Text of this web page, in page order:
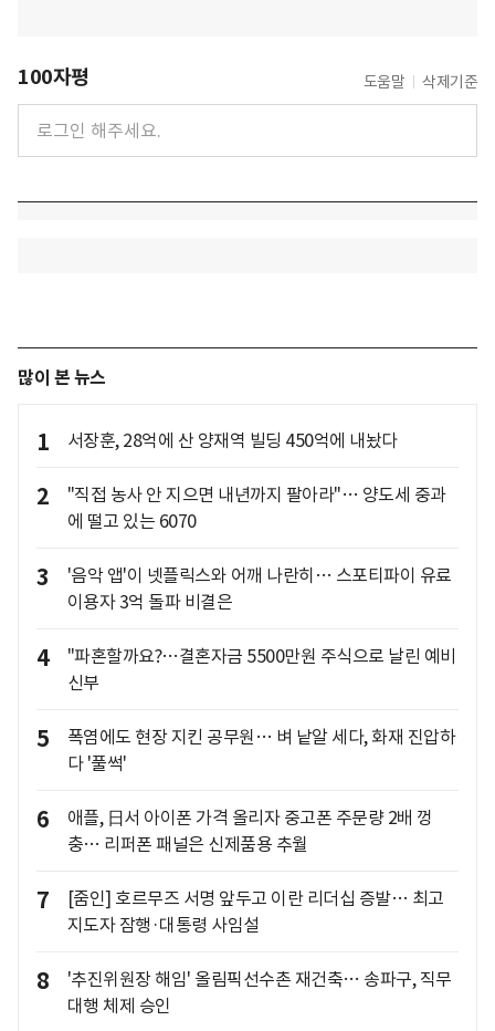
100자평 도움말 삭제기준
많이 본 뉴스
1 서장훈, 28억에 산 양재역 빌딩 450억에 내놨다
2
"직접 농사 안 지으면 내년까지 팔아라"… 양도세 중과
에 떨고 있는 6070
3
'음악 앱'이 넷플릭스와 어깨 나란히… 스포티파이 유료
이용자 3억 돌파 비결은
4
"파혼할까요?…결혼자금 5500만원 주식으로 날린 예비
신부
5
폭염에도 현장 지킨 공무원… 벼 낱알 세다, 화재 진압하
다 '풀썩'
6
애플, 日서 아이폰 가격 올리자 중고폰 주문량 2배 껑
충… 리퍼폰 패널은 신제품용 추월
7
[줌인] 호르무즈 서명 앞두고 이란 리더십 증발… 최고
지도자 잠행·대통령 사임설
8
'추진위원장 해임' 올림픽선수촌 재건축… 송파구, 직무
대행 체제 승인